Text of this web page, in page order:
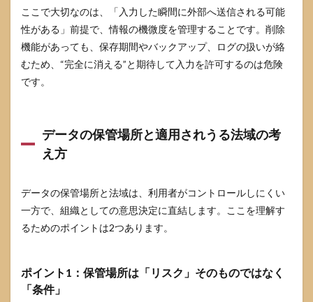
ここで大切なのは、「入力した瞬間に外部へ送信される可能
性がある」前提で、情報の機微度を管理することです。削除
機能があっても、保存期間やバックアップ、ログの扱いが絡
むため、“完全に消える”と期待して入力を許可するのは危険
です。
データの保管場所と適用されうる法域の考
え方
データの保管場所と法域は、利用者がコントロールしにくい
一方で、組織としての意思決定に直結します。ここを理解す
るためのポイントは2つあります。
ポイント1：保管場所は「リスク」そのものではなく
「条件」